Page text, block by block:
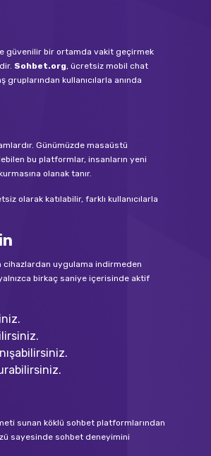
güvenilir bir ortamda vakit geçirmek
Sohbet.org, ücretsiz mobil chat
kullanıcılarla anında
Günümüzde masaüstü
bu platformlar, insanların yeni
olanak tanır.
olarak katılabilir, farklı kullanıcılarla
cihazlardan uygulama indirmeden
birkaç saniye içerisinde aktif
sunan köklü sohbet platformlarından
sayesinde sohbet deneyimini